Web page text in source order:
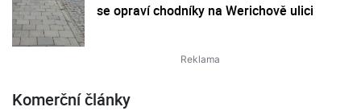
se opraví chodníky na Werichově ulici
Komerční články